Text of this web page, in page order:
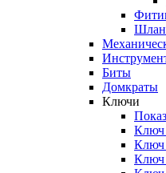
Биты
Домкраты
Ключи
Ключ
Ключ
Ключ